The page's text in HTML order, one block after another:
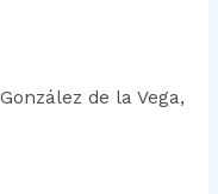
de la Vega,